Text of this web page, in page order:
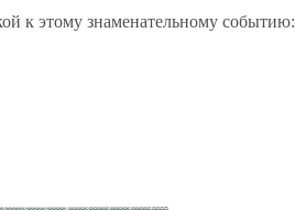
к этому знаменательному событию: